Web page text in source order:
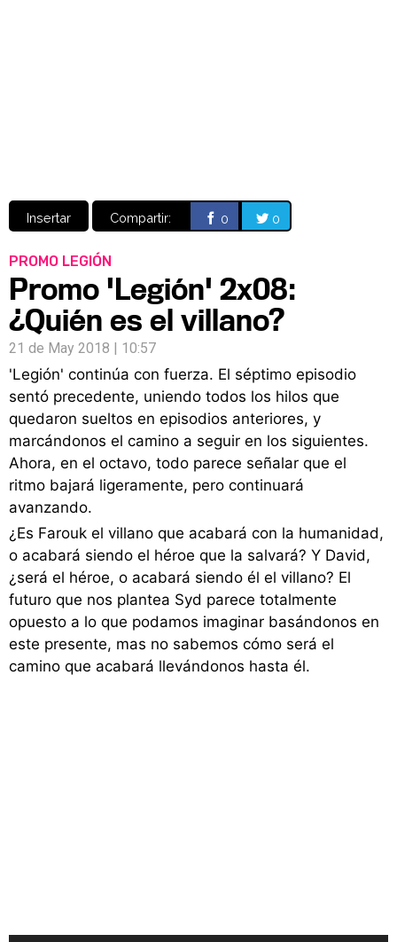
Insertar Compartir: 0 0
PROMO LEGIÓN
Promo 'Legión' 2x08:
¿Quién es el villano?
21 de May 2018 | 10:57
'Legión' continúa con fuerza. El séptimo episodio
sentó precedente, uniendo todos los hilos que
quedaron sueltos en episodios anteriores, y
marcándonos el camino a seguir en los siguientes.
Ahora, en el octavo, todo parece señalar que el
ritmo bajará ligeramente, pero continuará
avanzando.
¿Es Farouk el villano que acabará con la humanidad,
o acabará siendo el héroe que la salvará? Y David,
¿será el héroe, o acabará siendo él el villano? El
futuro que nos plantea Syd parece totalmente
opuesto a lo que podamos imaginar basándonos en
este presente, mas no sabemos cómo será el
camino que acabará llevándonos hasta él.